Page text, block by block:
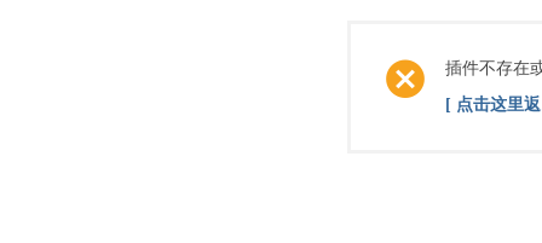
插件不存在
[ 点击这里